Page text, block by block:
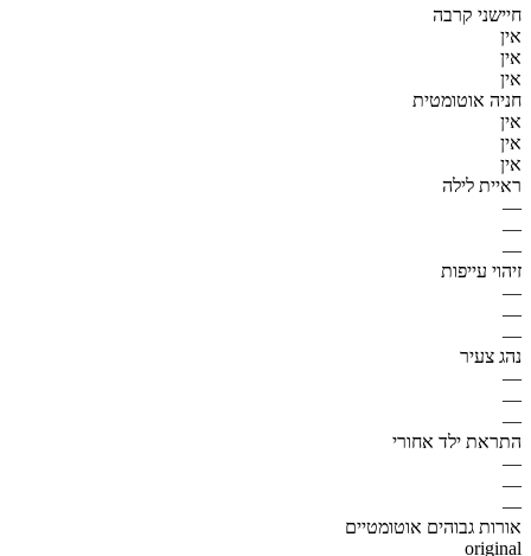
חיישני קרבה
אין
אין
אין
חניה אוטומטית
אין
אין
אין
ראיית לילה
—
—
—
זיהוי עייפות
—
—
—
נהג צעיר
—
—
—
התראת ילד אחורי
—
—
—
אורות גבוהים אוטומטיים
original